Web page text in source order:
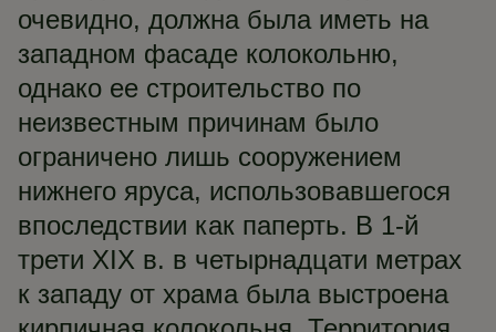
очевидно, должна была иметь на
западном фасаде колокольню,
однако ее строительство по
неизвестным причинам было
ограничено лишь сооружением
нижнего яруса, использовавшегося
впоследствии как паперть. В 1-й
трети XIX в. в четырнадцати метрах
к западу от храма была выстроена